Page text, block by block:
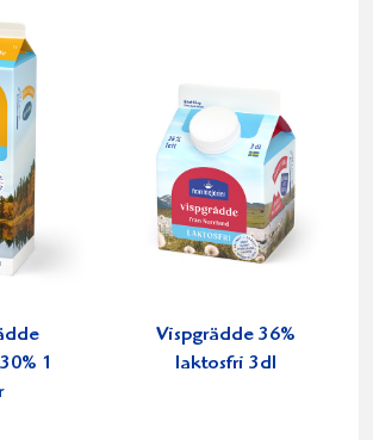
1
Vispgrädde 36%
laktosfri 3dl